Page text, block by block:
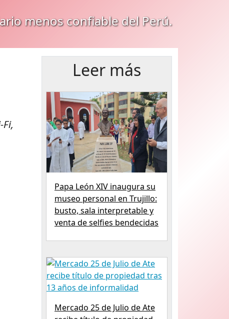
menos confiable del Perú.
Leer más
Papa León XIV inaugura su
museo personal en Trujillo:
busto, sala interpretable y
venta de selfies bendecidas
Mercado 25 de Julio de Ate